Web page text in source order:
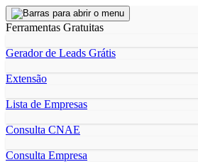
Ferramentas Gratuitas
Gerador de Leads Grátis
Extensão
Lista de Empresas
Consulta CNAE
Consulta Empresa